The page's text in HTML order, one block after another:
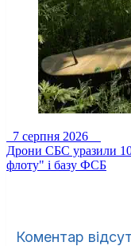
7 серпня 2026
Дрони СБС уразили 10
флоту" і базу ФСБ